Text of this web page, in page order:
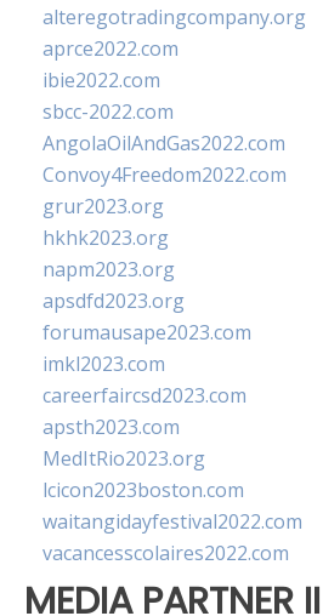
alteregotradingcompany.org
aprce2022.com
ibie2022.com
sbcc-2022.com
AngolaOilAndGas2022.com
Convoy4Freedom2022.com
grur2023.org
hkhk2023.org
napm2023.org
apsdfd2023.org
forumausape2023.com
imkl2023.com
careerfaircsd2023.com
apsth2023.com
MedItRio2023.org
lcicon2023boston.com
waitangidayfestival2022.com
vacancesscolaires2022.com
MEDIA PARTNER II